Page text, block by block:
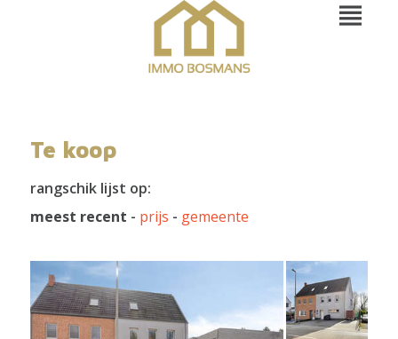
Te koop
rangschik lijst op:
meest recent - prijs - gemeente